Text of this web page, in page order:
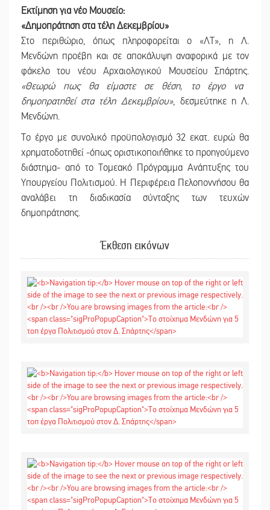
Εκτίμηση για νέο Μουσείο:
«Δημοπράτηση στα τέλη Δεκεμβρίου»
Στο περιθώριο, όπως πληροφορείται ο «ΛΤ», η Λ.
Μενδώνη προέβη και σε αποκάλυψη αναφορικά με τον
φάκελο του νέου Αρχαιολογικού Μουσείου Σπάρτης.
«Θεωρώ πως θα είμαστε σε θέση, το έργο να
δημοπρατηθεί στα τέλη Δεκεμβρίου», δεσμεύτηκε η Λ.
Μενδώνη.
Το έργο με συνολικό προϋπολογισμό 32 εκατ. ευρώ θα
χρηματοδοτηθεί -όπως οριστικοποιήθηκε το προηγούμενο
διάστημα- από το Τομεακό Πρόγραμμα Ανάπτυξης του
Υπουργείου Πολιτισμού. Η Περιφέρεια Πελοποννήσου θα
αναλάβει τη διαδικασία σύνταξης των τευχών
δημοπράτησης.
Έκθεση εικόνων